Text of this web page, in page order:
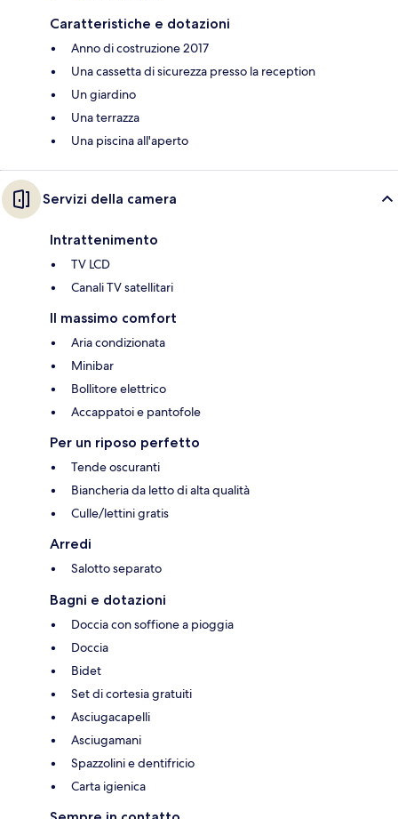
Caratteristiche e dotazioni
Anno di costruzione 2017
Una cassetta di sicurezza presso la reception
Un giardino
Una terrazza
Una piscina all'aperto
Servizi della camera
Intrattenimento
TV LCD
Canali TV satellitari
Il massimo comfort
Aria condizionata
Minibar
Bollitore elettrico
Accappatoi e pantofole
Per un riposo perfetto
Tende oscuranti
Biancheria da letto di alta qualità
Culle/lettini gratis
Arredi
Salotto separato
Bagni e dotazioni
Doccia con soffione a pioggia
Doccia
Bidet
Set di cortesia gratuiti
Asciugacapelli
Asciugamani
Spazzolini e dentifricio
Carta igienica